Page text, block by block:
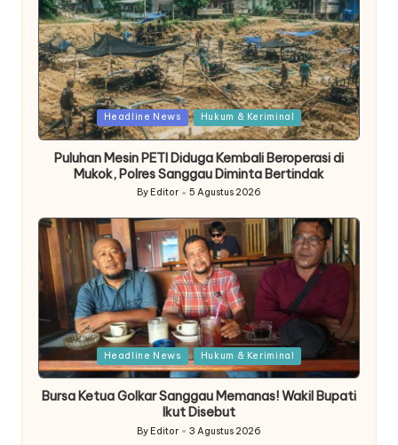
Posted
in
Headline News Hukum & Keriminal
Puluhan Mesin PETI Diduga Kembali Beroperasi di
Mukok, Polres Sanggau Diminta Bertindak
Posted
by
By Editor 5 Agustus 2026
in
Headline News Hukum & Keriminal
Bursa Ketua Golkar Sanggau Memanas! Wakil Bupati
Ikut Disebut
Posted
By Editor 3 Agustus 2026